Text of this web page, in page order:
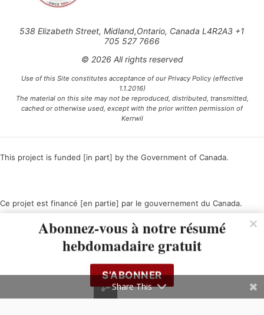
538 Elizabeth Street, Midland,Ontario, Canada L4R2A3 +1
705 527 7666
© 2026 All rights reserved
Use of this Site constitutes acceptance of our Privacy Policy (effective
1.1.2016)
The material on this site may not be reproduced, distributed, transmitted,
cached or otherwise used, except with the prior written permission of
Kerrwil
This project is funded [in part] by the Government of Canada.
Ce projet est financé [en partie] par le gouvernement du Canada.
Abonnez-vous à notre résumé
hebdomadaire gratuit
S’ABONNER
Share This